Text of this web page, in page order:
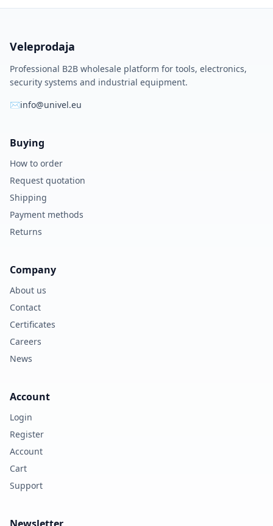
Veleprodaja
Professional B2B wholesale platform for tools, electronics,
security systems and industrial equipment.
✉info@univel.eu
Buying
How to order
Request quotation
Shipping
Payment methods
Returns
Company
About us
Contact
Certificates
Careers
News
Account
Login
Register
Account
Cart
Support